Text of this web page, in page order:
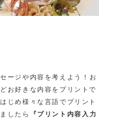
ージや内容を考えよう！
お
お好きな内容をプリントで
じめ様々な言語でプリント
したら
『プリント内容入力